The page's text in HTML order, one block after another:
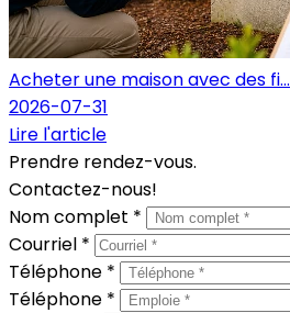
Acheter une maison avec des fi...
2026-07-31
Lire l'article
Prendre rendez-vous.
Contactez-nous!
Nom complet *
Courriel *
Téléphone *
Téléphone *